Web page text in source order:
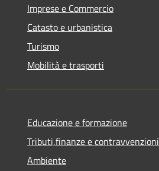
Imprese e Commercio
Catasto e urbanistica
Turismo
Mobilità e trasporti
Educazione e formazione
Tributi,finanze e contravvenzioni
Ambiente